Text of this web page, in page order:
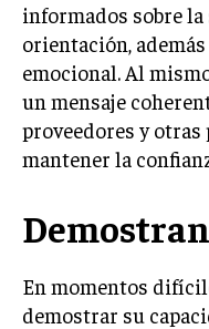
CONTABILIDAD
ECONOMÍA
INTERNACIONAL
NEGOCIOS
EXPANSIÓN
ALIANZAS
informados sobre
orientación,
emocional. Al
un mensaje
proveedores y otras
mantener la
En momentos
demostrar su